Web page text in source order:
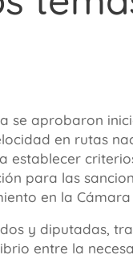
se aprobaron
en rutas
establecer
para las
en la Cámara
y diputadas,
entre la